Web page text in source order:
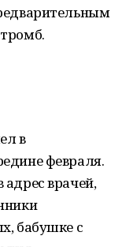
в
февраля.
врачей,
бабушке с